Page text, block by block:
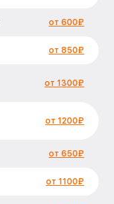
от 600₽
от 850₽
от 1300₽
от 1200₽
от 650₽
от 1100₽